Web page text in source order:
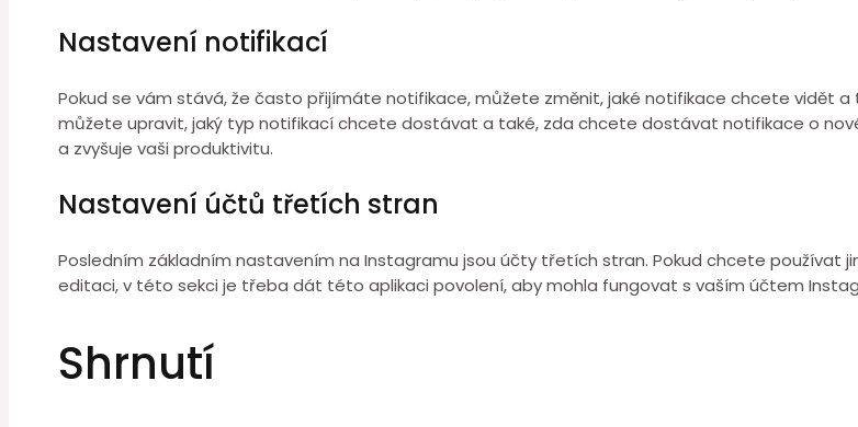
Nastavení notifikací
Pokud se vám stává, že často přijímáte notifikace, můžete změnit, jaké notifikace chcete vidět
můžete upravit, jaký typ notifikací chcete dostávat a také, zda chcete dostávat notifikace o
a zvyšuje vaši produktivitu.
Nastavení účtů třetích stran
Posledním základním nastavením na Instagramu jsou účty třetích stran. Pokud chcete používat
editaci, v této sekci je třeba dát této aplikaci povolení, aby mohla fungovat s vaším účtem
Shrnutí